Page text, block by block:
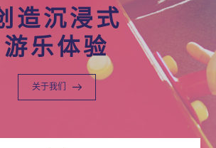
造沉浸式
游乐体验
关于我们